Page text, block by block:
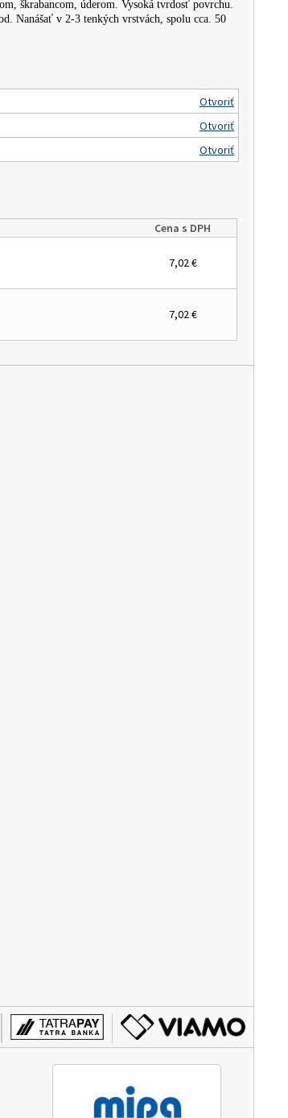
škrabancom, úderom. Vysoká tvrdosť povrchu.
Nanášať v 2-3 tenkých vrstvách, spolu cca. 50
Otvoriť
Otvoriť
Otvoriť
Cena s DPH
7,02 €
7,02 €